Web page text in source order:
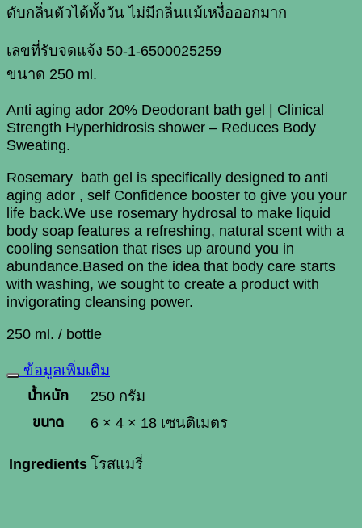
ดับกลิ่นตัวได้ทั้งวัน ไม่มีกลิ่นแม้เหงื่อออกมาก
เลขที่รับจดแจ้ง 50-1-6500025259
ขนาด 250 ml.
Anti aging ador 20% Deodorant bath gel | Clinical
Strength Hyperhidrosis shower – Reduces Body
Sweating.
Rosemary bath gel is specifically designed to anti
aging ador , self Confidence booster to give you your
life back.We use rosemary hydrosal to make liquid
body soap features a refreshing, natural scent with a
cooling sensation that rises up around you in
abundance.Based on the idea that body care starts
with washing, we sought to create a product with
invigorating cleansing power.
250 ml. / bottle
ข้อมูลเพิ่มเติม
น้ำหนัก
250 กรัม
ขนาด
6 × 4 × 18 เซนติเมตร
Ingredientsโรสแมรี่